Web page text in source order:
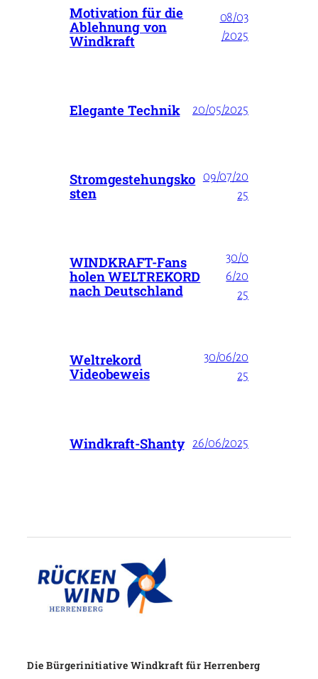
Motivation für die
Ablehnung von
Windkraft
08/03
/2025
Elegante Technik 20/05/2025
Stromgestehungsko
sten
09/07/20
25
WINDKRAFT-Fans
holen WELTREKORD
nach Deutschland
30/0
6/20
25
Weltrekord
Videobeweis
30/06/20
25
Windkraft-Shanty 26/06/2025
Die Bürgerinitiative Windkraft für Herrenberg